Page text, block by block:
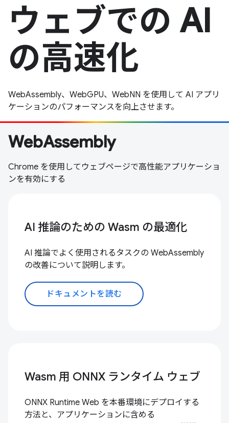
ウェブでの AI
の高速化
WebAssembly、WebGPU、WebNN を使用して AI アプリ
ケーションのパフォーマンスを向上させます。
WebAssembly
Chrome を使用してウェブページで高性能アプリケーショ
ンを有効にする
AI 推論のための Wasm の最適化
AI 推論でよく使用されるタスクの WebAssembly
の改善について説明します。
ドキュメントを読む
Wasm 用 ONNX ランタイム ウェブ
ONNX Runtime Web を本番環境にデプロイする
方法と、アプリケーションに含める